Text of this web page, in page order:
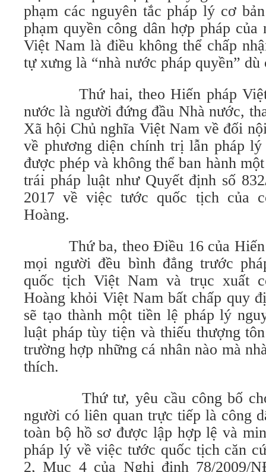
phạm các nguyên tắc pháp lý cơ
phạm quyền công dân hợp pháp
Việt Nam là điều không thể chấp
tự xưng là “nhà nước pháp quyền”
Thứ hai, theo Hiến pháp Việt
nước là người đứng đầu Nhà nước,
Xã hội Chủ nghĩa Việt Nam về đối
về phương diện chính trị lẫn pháp
được phép và không thể ban hành
trái pháp luật như Quyết định số
2017 về việc tước quốc tịch của
Hoàng.
Thứ ba, theo Điều 16 của Hiến
mọi người đều bình đẳng trước
quốc tịch Việt Nam và trục xuất
Hoàng khỏi Việt Nam bất chấp quy
sẽ tạo thành một tiền lệ pháp lý
luật pháp tùy tiện và thiếu thượng
trường hợp những cá nhân nào mà
thích.
Thứ tư, yêu cầu công bố cho
người có liên quan trực tiếp là công
toàn bộ hồ sơ được lập hợp lệ và
pháp lý về việc tước quốc tịch căn
2, Mục 4 của Nghị định 78/2009/